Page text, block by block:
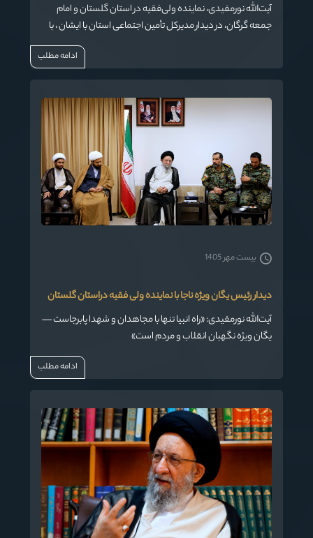
آیت‌الله نورمفیدی، نماینده ولی‌فقیه در استان گلستان و امام
جمعه گرگان، در دیدار مدیرکل تأمین اجتماعی استان با ایشان ، با
نگاهی ژرف به تحولات جوامع انسانی، بر اهمیت و ضرورت
ادامه مطلب
دیدار رئیس یگان ویژه ناجا با نماینده ولی فقیه دراستان گلستان
آیت‌الله نورمفیدی: «راه انبیا تنها با مجاهدان و شهدا پابرجاست —
یگان ویژه نگهبان انقلاب و مردم است»
بیست مهر 1405
ادامه مطلب